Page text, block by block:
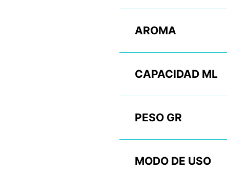
AROMA
CAPACIDAD ML
PESO GR
MODO DE USO